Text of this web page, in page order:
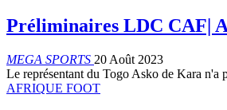
Préliminaires LDC CAF|
MEGA SPORTS 20 Août 2023
Le représentant du Togo Asko de Kara
AFRIQUE FOOT